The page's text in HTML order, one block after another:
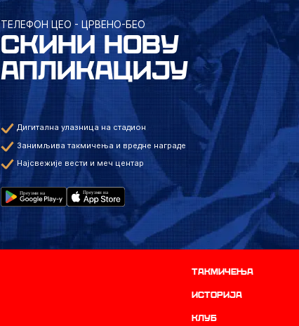
ТЕЛЕФОН ЦЕО - ЦРВЕНО-БЕО
СКИНИ НОВУ
АПЛИКАЦИЈУ
Дигитална улазница на стадион
Занимљива такмичења и вредне награде
Најсвежије вести и меч центар
Такмичења
историја
Клуб